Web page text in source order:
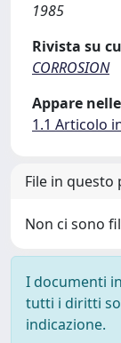
1985
Rivista su
CORROSION
Appare
1.1 Articolo
File in
Non ci sono
I documenti
tutti i diritti
indicazione.